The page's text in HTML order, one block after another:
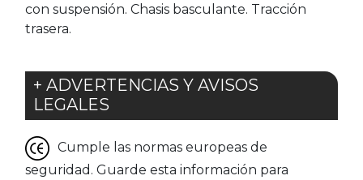
con suspensión. Chasis basculante. Tracción
trasera.
+ ADVERTENCIAS Y AVISOS
LEGALES
Cumple las normas europeas de
seguridad. Guarde esta información para